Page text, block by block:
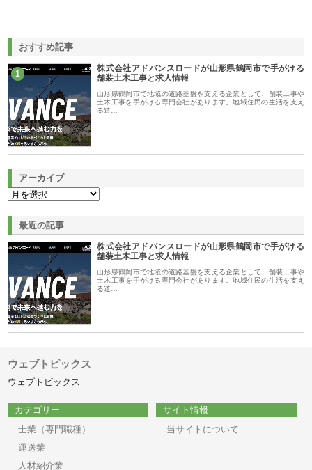
おすすめ記事
1
株式会社アドバンスロードが山形県鶴岡市で手がける
舗装土木工事と求人情報
山形県鶴岡市で地域の道路基盤を支える企業として、舗装工事や
土木工事を手がける専門会社があります。地域住民の生活を支え
る道…
アーカイブ
最近の記事
株式会社アドバンスロードが山形県鶴岡市で手がける
舗装土木工事と求人情報
山形県鶴岡市で地域の道路基盤を支える企業として、舗装工事や
土木工事を手がける専門会社があります。地域住民の生活を支え
る道…
ウェブトピックス
ウェブトピックス
カテゴリー
士業（専門職種）
運送業
人材紹介業
サイト情報
当サイトについて